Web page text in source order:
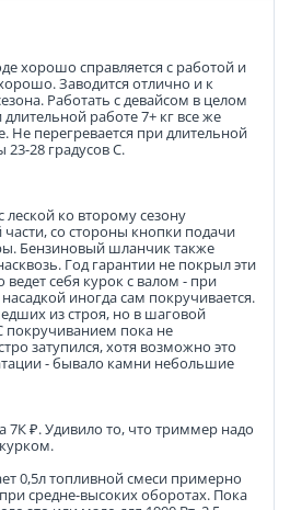
хорошо справляется с работой и
Заводится отлично и к
Работать с девайсом в целом
работе 7+ кг все же
Не перегревается при длительной
23-28 градусов C.
ко второму сезону
со стороны кнопки подачи
Бензиновый шланчик также
Год гарантии не покрыл эти
ведет себя курок с валом - при
иногда сам покручивается.
из строя, но в шаговой
покручиванием пока не
затупился, хотя возможно это
- бывало камни небольшие
7К ₽. Удивило то, что триммер надо
0,5л топливной смеси примерно
средне-высоких оборотах. Пока